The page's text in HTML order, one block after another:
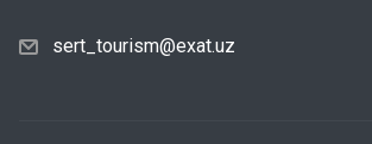
sert_tourism@exat.uz